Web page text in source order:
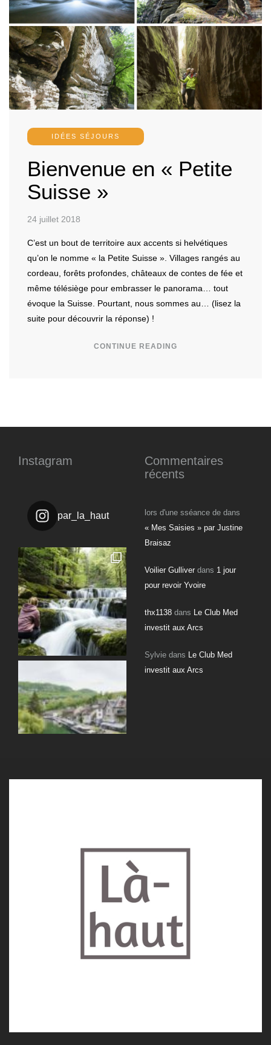
IDÉES SÉJOURS
Bienvenue en « Petite
Suisse »
24 juillet 2018
C’est un bout de territoire aux accents si helvétiques
qu’on le nomme « la Petite Suisse ». Villages rangés au
cordeau, forêts profondes, châteaux de contes de fée et
même télésiège pour embrasser le panorama… tout
évoque la Suisse. Pourtant, nous sommes au… (lisez la
suite pour découvrir la réponse) !
CONTINUE READING
Instagram
par_la_haut
Commentaires
récents
lors d'une sséance de dans
« Mes Saisies » par Justine
Braisaz
Voilier Gulliver dans 1 jour
pour revoir Yvoire
thx1138 dans
Le Club Med
investit aux Arcs
Sylvie dans
Le Club Med
investit aux Arcs